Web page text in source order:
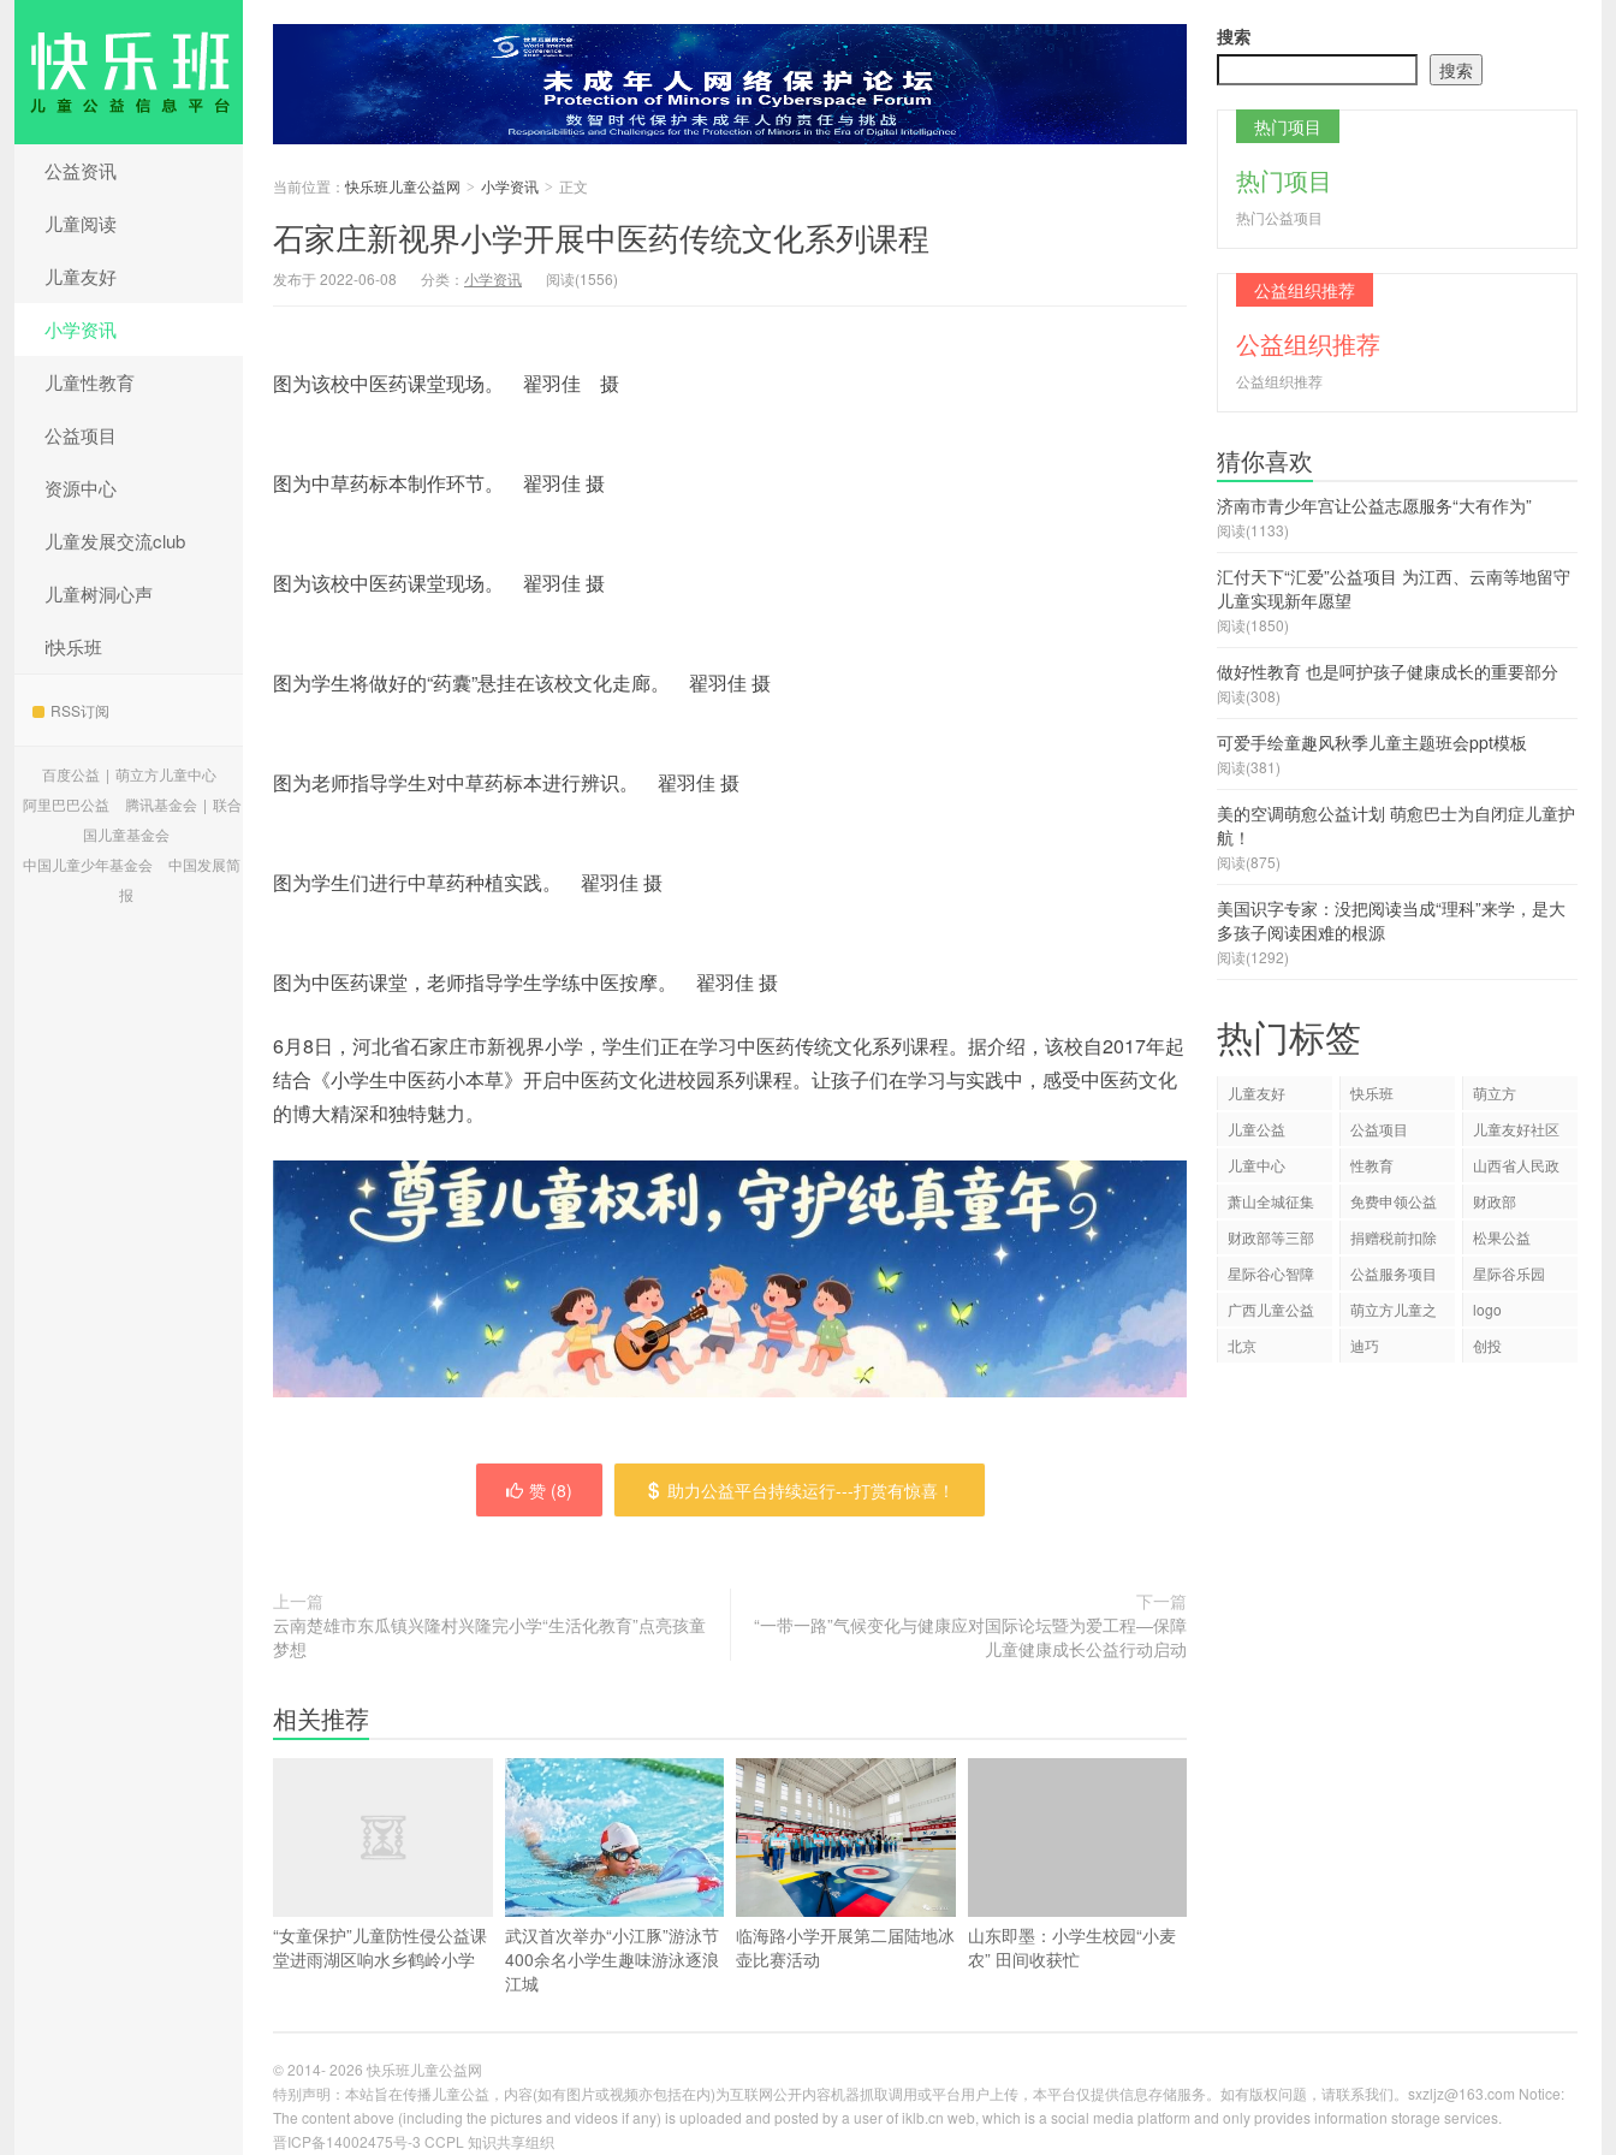
公益资讯
儿童阅读
儿童友好
小学资讯
儿童性教育
公益项目
资源中心
儿童发展交流club
儿童树洞心声
i快乐班
RSS订阅
百度公益 | 萌立方儿童中心
阿里巴巴公益
腾讯基金会 | 联合
国儿童基金会
中国儿童少年基金会
中国发展简
报
当前位置：快乐班儿童公益网 > 小学资讯 > 正文
石家庄新视界小学开展中医药传统文化系列课程
发布于 2022-06-08 分类： 小学资讯 阅读(1556)
图为该校中医药课堂现场。 翟羽佳 摄
图为中草药标本制作环节。 翟羽佳 摄
图为该校中医药课堂现场。 翟羽佳 摄
图为学生将做好的“药囊”悬挂在该校文化走廊。 翟羽佳 摄
图为老师指导学生对中草药标本进行辨识。 翟羽佳 摄
图为学生们进行中草药种植实践。 翟羽佳 摄
图为中医药课堂，老师指导学生学练中医按摩。 翟羽佳 摄
6月8日，河北省石家庄市新视界小学，学生们正在学习中医药传统文化系列课程。据介绍，该校自2017年起
结合《小学生中医药小本草》开启中医药文化进校园系列课程。让孩子们在学习与实践中，感受中医药文化
的博大精深和独特魅力。
赞 (8) 助力公益平台持续运行---打赏有惊喜！
上一篇
云南楚雄市东瓜镇兴隆村兴隆完小学“生活化教育”点亮孩童
梦想
下一篇
“一带一路”气候变化与健康应对国际论坛暨为爱工程—保障
儿童健康成长公益行动启动
相关推荐
“女童保护”儿童防性侵公益课
堂进雨湖区响水乡鹤岭小学
武汉首次举办“小江豚”游泳节
400余名小学生趣味游泳逐浪
江城
临海路小学开展第二届陆地冰
壶比赛活动
山东即墨：小学生校园“小麦
农” 田间收获忙
搜索
搜索
热门项目
热门项目
热门公益项目
公益组织推荐
公益组织推荐
公益组织推荐
猜你喜欢
济南市青少年宫让公益志愿服务“大有作为”
阅读(1133)
汇付天下“汇爱”公益项目 为江西、云南等地留守
儿童实现新年愿望
阅读(1850)
做好性教育 也是呵护孩子健康成长的重要部分
阅读(308)
可爱手绘童趣风秋季儿童主题班会ppt模板
阅读(381)
美的空调萌愈公益计划 萌愈巴士为自闭症儿童护
航！
阅读(875)
美国识字专家：没把阅读当成“理科”来学，是大
多孩子阅读困难的根源
阅读(1292)
热门标签
儿童友好 快乐班
萌立方
儿童公益
公益项目
儿童友好社区
儿童中心
性教育
山西省人民政
西省妇女发
展“十四五”规
展“十四五”规
划的通知
萧山全城征集
免费申领公益
财政部
财政部等三部
公益性社会组
织捐赠税前扣
捐赠税前扣除
松果公益
星际谷心智障
公益服务项目
星际谷乐园
广西儿童公益
萌立方儿童之
logo
北京
迪巧 创投
© 2014- 2026 快乐班儿童公益网
特别声明：本站旨在传播儿童公益，内容(如有图片或视频亦包括在内)为互联网公开内容机器抓取调用或平台用户上传，本平台仅提供信息存储服务。如有版权问题，请联系我们。sxzljz@163.com Notice:
The content above (including the pictures and videos if any) is uploaded and posted by a user of iklb.cn web, which is a social media platform and only provides information storage services.
晋ICP备14002475号-3 CCPL 知识共享组织